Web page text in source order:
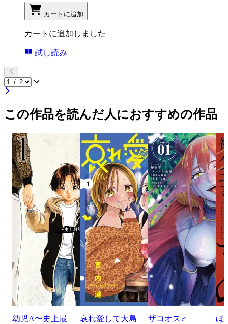
カートに追加
カートに追加しました
試し読み
この作品を読んだ人におすすめの作品
幼児A〜史上最
哀れ愛して大島
ザコオス♂ ほ